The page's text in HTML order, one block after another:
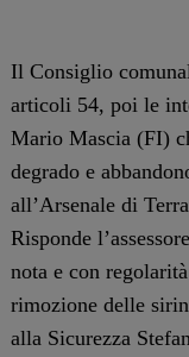
Il Consiglio
articoli 54, poi le
Mario Mascia (FI)
degrado e
all’Arsenale di
Risponde
nota e con
rimozione delle
alla Sicurezza